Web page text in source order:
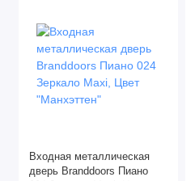
Входная металлическая
дверь Branddoors Пиано